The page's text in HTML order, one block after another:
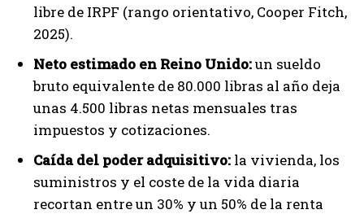
libre de IRPF (rango orientativo, Cooper Fitch,
2025).
Neto estimado en Reino Unido:un sueldo
bruto equivalente de 80.000 libras al año deja
unas 4.500 libras netas mensuales tras
impuestos y cotizaciones.
Caída del poder adquisitivo: la vivienda, los
suministros y el coste de la vida diaria
recortan entre un 30% y un 50% de la renta